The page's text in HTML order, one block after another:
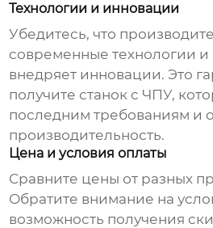
Технологии и инновации
Убедитесь, что
современные технологии и
внедряет инновации. Это
получите станок с ЧПУ,
последним требованиям и
производительность.
Цена и условия оплаты
Сравните цены от разных
Обратите внимание на
возможность получения